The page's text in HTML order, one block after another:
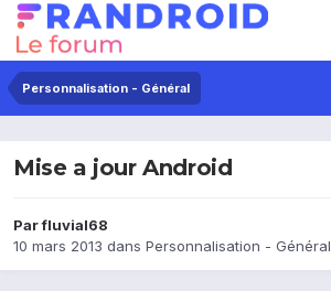
Personnalisation - Général
Mise a jour Android
Parfluvial68
10 mars 2013 dans Personnalisation - Général